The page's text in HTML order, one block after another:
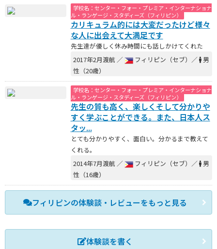
学校名：センター・フォー・プレミア・インターナショナ
ル・ランゲージ・スタディーズ（フィリピン）
カリキュラム的には大変だったけど様々
な人に出会えて大満足です
先生達が優しく休み時間にも話しかけてくれた
2017年2月渡航 ／
フィリピン（セブ）／ 男
性（20歳）
学校名：センター・フォー・プレミア・インターナショナ
ル・ランゲージ・スタディーズ（フィリピン）
先生の質も高く、楽しくそして分かりや
すく学ぶことができる。また、日本人ス
タッ...
とても分かりやすく、面白い。分かるまで教えて
くれる。
2014年7月渡航 ／
フィリピン（セブ）／ 男
性（16歳）
フィリピンの体験談・レビューをもっと見る
体験談を書く